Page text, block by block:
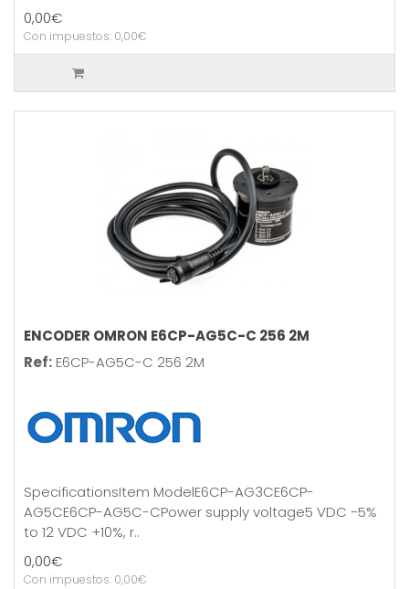
0,00€
Con impuestos: 0,00€
ENCODER OMRON E6CP-AG5C-C 256 2M
Ref: E6CP-AG5C-C 256 2M
SpecificationsItem ModelE6CP-AG3CE6CP-
AG5CE6CP-AG5C-CPower supply voltage5 VDC −5%
to 12 VDC +10%, r..
0,00€
Con impuestos: 0,00€